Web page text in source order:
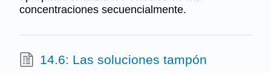
concentraciones secuencialmente.
14.6: Las soluciones tampón